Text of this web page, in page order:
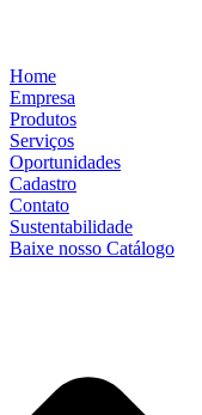
Home
Empresa
Produtos
Serviços
Oportunidades
Cadastro
Contato
Sustentabilidade
Baixe nosso Catálogo